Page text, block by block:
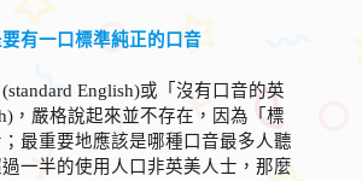
有一口標準純正的口音
English)或「沒有口音的英
，嚴格說起來並不存在，因為「標
最重要地應該是哪種口音最多人聽
一半的使用人口非英美人士，那麼